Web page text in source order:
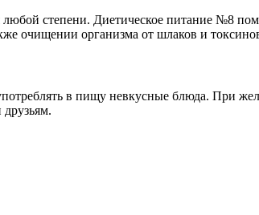
степени. Диетическое питание №8
очищении организма от шлаков и
в пищу невкусные блюда. При